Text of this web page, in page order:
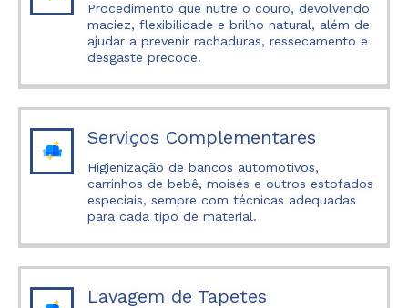
Procedimento que nutre o couro, devolvendo
maciez, flexibilidade e brilho natural, além de
ajudar a prevenir rachaduras, ressecamento e
desgaste precoce.
Serviços Complementares
Higienização de bancos automotivos,
carrinhos de bebê, moisés e outros estofados
especiais, sempre com técnicas adequadas
para cada tipo de material.
Lavagem de Tapetes